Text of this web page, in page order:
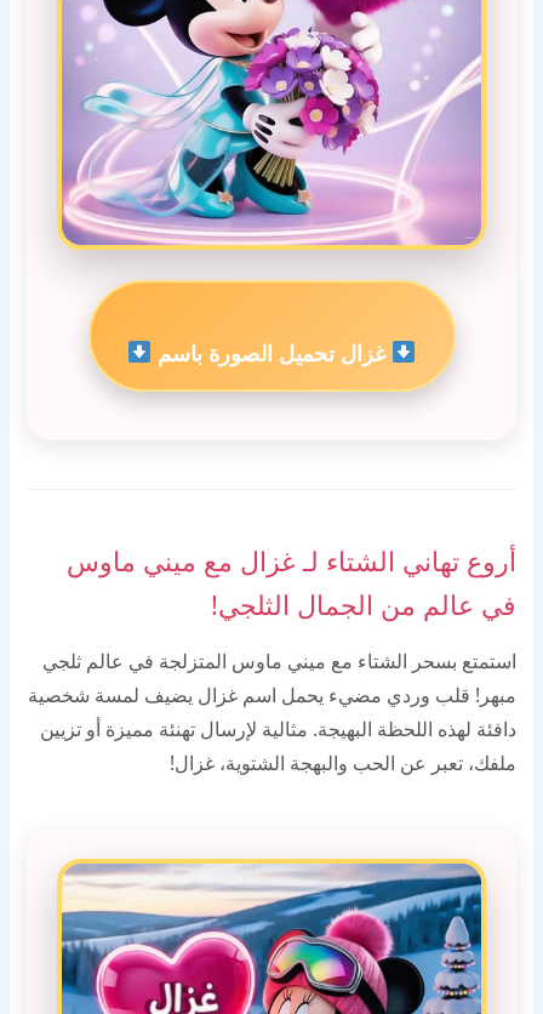
غزال تحميل الصورة باسم
أروع تهاني الشتاء لـ غزال مع ميني ماوس
في عالم من الجمال الثلجي!
استمتع بسحر الشتاء مع ميني ماوس المتزلجة في عالم ثلجي
مبهر! قلب وردي مضيء يحمل اسم غزال يضيف لمسة شخصية
دافئة لهذه اللحظة البهيجة. مثالية لإرسال تهنئة مميزة أو تزيين
ملفك، تعبر عن الحب والبهجة الشتوية، غزال!